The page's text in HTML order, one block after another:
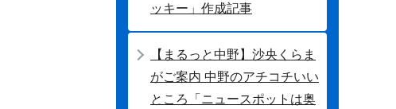
ッキー」作成記事
【まるっと中野】沙央くらま
がご案内 中野のアチコチいい
ところ「ニュースポットは奥